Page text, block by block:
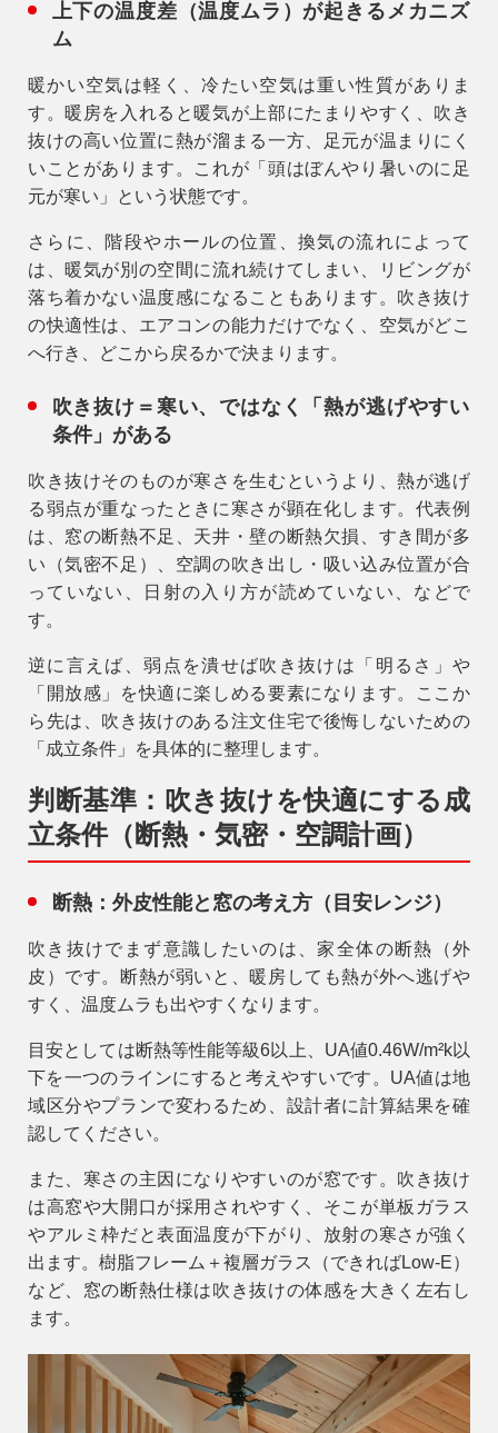
上下の温度差（温度ムラ）が起きるメカニズ
ム
暖かい空気は軽く、冷たい空気は重い性質がありま
す。暖房を入れると暖気が上部にたまりやすく、吹き
抜けの高い位置に熱が溜まる一方、足元が温まりにく
いことがあります。これが「頭はぼんやり暑いのに足
元が寒い」という状態です。
さらに、階段やホールの位置、換気の流れによって
は、暖気が別の空間に流れ続けてしまい、リビングが
落ち着かない温度感になることもあります。吹き抜け
の快適性は、エアコンの能力だけでなく、 空気がどこ
へ行き、どこから戻るかで決まります。
吹き抜け＝寒い、ではなく「熱が逃げやすい
条件」がある
吹き抜けそのものが寒さを生むというより、熱が逃げ
る弱点が重なったときに寒さが顕在化します。代表例
は、窓の断熱不足、天井・壁の断熱欠損、すき間が多
い（気密不足）、空調の吹き出し・吸い込み位置が合
っていない、日射の入り方が読めていない、などで
す。
逆に言えば、弱点を潰せば吹き抜けは「明るさ」や
「開放感」を快適に楽しめる要素になります。ここか
ら先は、吹き抜けのある注文住宅で後悔しないための
「成立条件」を具体的に整理します。
判断基準：吹き抜けを快適にする成
立条件（断熱・気密・空調計画）
断熱：外皮性能と窓の考え方（目安レンジ）
吹き抜けでまず意識したいのは、家全体の断熱（外
皮）です。断熱が弱いと、暖房しても熱が外へ逃げや
すく、温度ムラも出やすくなります。
目安としては断熱等性能等級6以上
UA値0.46W/m²k以
下を一つのラインにすると考えやすいです。UA値は地
域区分やプランで変わるため、設計者に計算結果を確
認してください。
また、寒さの主因になりやすいのが窓です。吹き抜け
は高窓や大開口が採用されやすく、そこが単板ガラス
やアルミ枠だと表面温度が下がり、放射の寒さが強く
出ます。樹脂フレーム＋複層ガラス（できればLow-E）
など、窓の断熱仕様は吹き抜けの体感を大きく左右し
ます。